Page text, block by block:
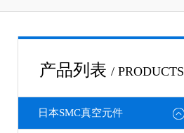
产品列表 / PRODUCTS
日本SMC真空元件